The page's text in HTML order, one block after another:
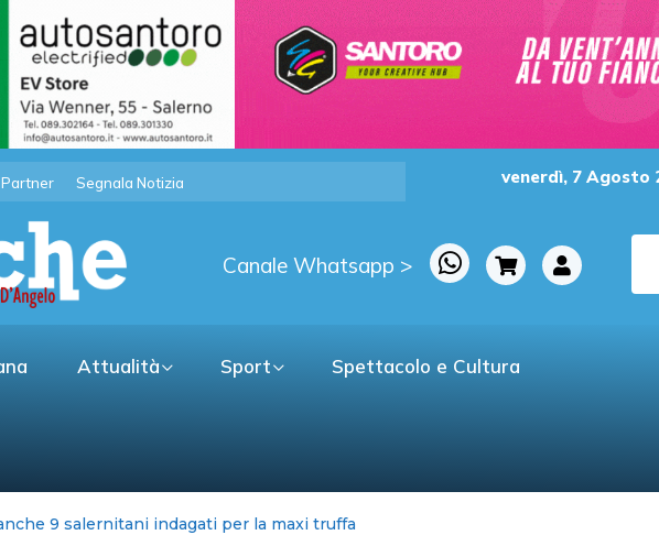
Partner Segnala Notizia venerdì, 7 Agosto
Canale Whatsapp >
Attualità Sport Spettacolo e Cultura
sciolti? Politica faccia di piu’